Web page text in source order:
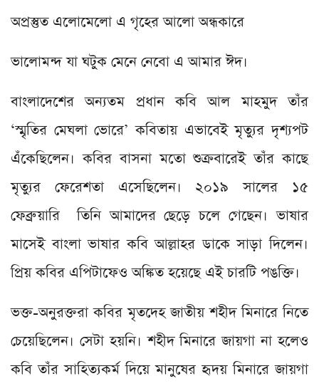
অপ্রস্তুত এলোমেলো এ গৃহের আলো অন্ধকারে
ভালোমন্দ যা ঘটুক মেনে নেবো এ আমার ঈদ।
বাংলাদেশের অন্যতম প্রধান কবি আল মাহমুদ তাঁর
‘স্মৃতির মেঘলা ভোরে’ কবিতায় এভাবেই মৃত্যুর দৃশ্যপট
এঁকেছিলেন। কবির বাসনা মতো শুক্রবারেই তাঁর কাছে
মৃত্যুর ফেরেশতা এসেছিলেন। ২০১৯ সালের ১৫
ফেব্রুয়ারি তিনি আমাদের ছেড়ে চলে গেছেন। ভাষার
মাসেই বাংলা ভাষার কবি আল্লাহর ডাকে সাড়া দিলেন।
প্রিয় কবির এপিটাফেও অঙ্কিত হয়েছে এই চারটি পঙক্তি।
ভক্ত-অনুরক্তরা কবির মৃতদেহ জাতীয় শহীদ মিনারে নিতে
চেয়েছিলেন। সেটা হয়নি। শহীদ মিনারে জায়গা না হলেও
কবি তাঁর সাহিত্যকর্ম দিয়ে মানুষের হৃদয় মিনারে জায়গা